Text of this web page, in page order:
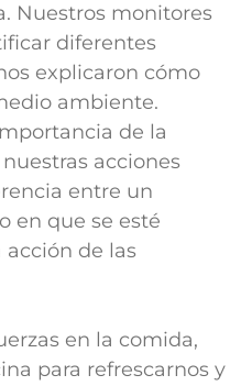
Nuestros monitores
diferentes
explicaron cómo
ambiente.
de la
acciones
entre un
en que se esté
de las
en la comida,
para refrescarnos y